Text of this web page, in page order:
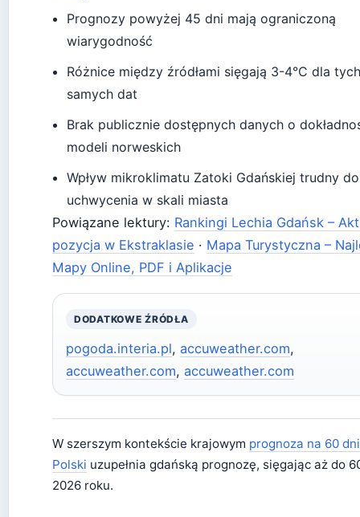
Prognozy powyżej 45 dni mają ograniczoną
wiarygodność
Różnice między źródłami sięgają 3-4°C dla
samych dat
Brak publicznie dostępnych danych o
modeli norweskich
Wpływ mikroklimatu Zatoki Gdańskiej trudny do
uchwycenia w skali miasta
Powiązane lektury: Rankingi Lechia Gdańsk –
pozycja w Ekstraklasie · Mapa Turystyczna –
Mapy Online, PDF i Aplikacje
DODATKOWE ŹRÓDŁA
pogoda.interia.pl, accuweather.com,
accuweather.com, accuweather.com
W szerszym kontekście krajowym prognoza na 60
Polski uzupełnia gdańską prognozę, sięgając aż do
2026 roku.